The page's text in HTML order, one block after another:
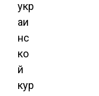
укр
аи
нс
ко
й
кур